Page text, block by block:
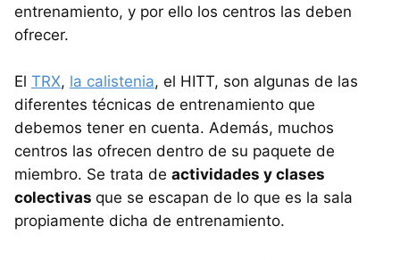
entrenamiento, y por ello los centros las deben
ofrecer.
El TRX, la calistenia, el HITT, son algunas de las
diferentes técnicas de entrenamiento que
debemos tener en cuenta. Además, muchos
centros las ofrecen dentro de su paquete de
miembro. Se trata de actividades y clases
colectivas que se escapan de lo que es la sala
propiamente dicha de entrenamiento.